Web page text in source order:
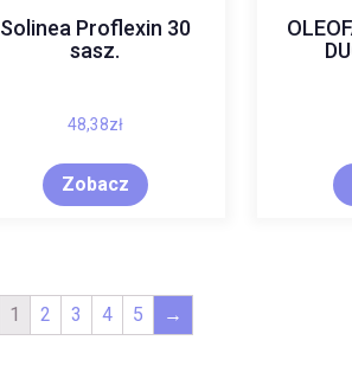
Solinea Proflexin 30
sasz.
48,38zł
Zobacz
1 2 3 4 5 →